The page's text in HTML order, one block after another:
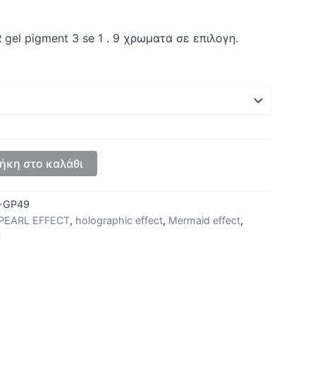
gel pigment 3 se 1 . 9 χρωματα σε επιλογη.
στο καλάθι
GP49
EFFECT, holographic effect, Mermaid effect,